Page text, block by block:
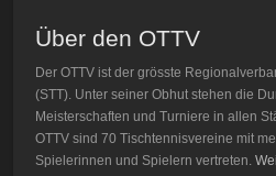
Über den OTTV
Der OTTV ist der grösste
(STT). Unter seiner Obhut stehen die
Meisterschaften und Turniere in allen
OTTV sind 70 Tischtennisvereine mit
Spielerinnen und Spielern vertreten.